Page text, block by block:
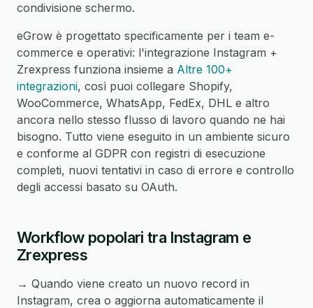
condivisione schermo.
eGrow è progettato specificamente per i team e-
commerce e operativi: l'integrazione Instagram +
Zrexpress funziona insieme a Altre 100+
integrazioni, così puoi collegare Shopify,
WooCommerce, WhatsApp, FedEx, DHL e altro
ancora nello stesso flusso di lavoro quando ne hai
bisogno. Tutto viene eseguito in un ambiente sicuro
e conforme al GDPR con registri di esecuzione
completi, nuovi tentativi in caso di errore e controllo
degli accessi basato su OAuth.
Workflow popolari tra Instagram e
Zrexpress
→ Quando viene creato un nuovo record in
Instagram, crea o aggiorna automaticamente il